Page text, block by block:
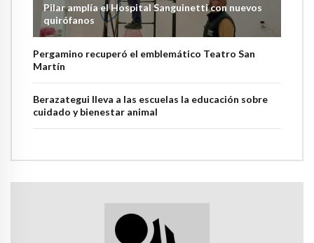
Pilar amplía el Hospital Sanguinetti con nuevos
quirófanos
Pergamino recuperó el emblemático Teatro San
Martín
Berazategui lleva a las escuelas la educación sobre
cuidado y bienestar animal